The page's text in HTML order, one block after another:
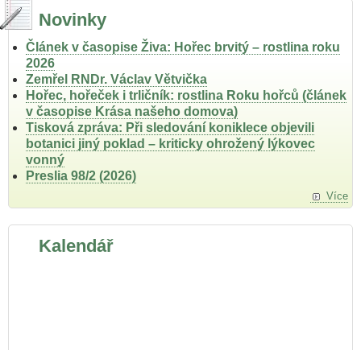
Novinky
Článek v časopise Živa: Hořec brvitý – rostlina roku
2026
Zemřel RNDr. Václav Větvička
Hořec, hořeček i trličník: rostlina Roku hořců (článek
v časopise Krása našeho domova)
Tisková zpráva: Při sledování koniklece objevili
botanici jiný poklad – kriticky ohrožený lýkovec
vonný
Preslia 98/2 (2026)
Více
Kalendář